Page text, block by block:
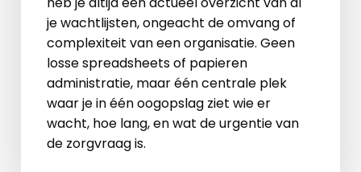
je wachtlijsten, ongeacht de omvang of
complexiteit van een organisatie. Geen
losse spreadsheets of papieren
administratie, maar één centrale plek
waar je in één oogopslag ziet wie er
wacht, hoe lang, en wat de urgentie van
de zorgvraag is.